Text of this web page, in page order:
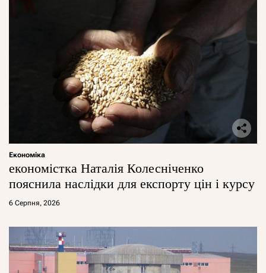
Економіка
економістка Наталія Колесніченко
пояснила наслідки для експорту цін і курсу
6 Серпня, 2026